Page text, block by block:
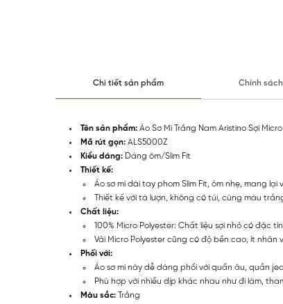
Chi tiết sản phẩm Chính
Tên sản phẩm: Áo Sơ Mi Trắng Nam Aristino Sợi
Mã rút gọn: ALS5000Z
Kiểu dáng: Dáng ôm/Slim Fit
Thiết kế:
Áo sơ mi dài tay phom Slim Fit, ôm nhẹ, mang lại
Thiết kế với tà lượn, không có túi, cùng màu
Chất liệu:
100% Micro Polyester: Chất liệu sợi nhỏ có đặc
Vải Micro Polyester cũng có độ bền cao, ít
Phối với:
Áo sơ mi này dễ dàng phối với quần âu, quần
Phù hợp với nhiều dịp khác nhau như đi làm,
Màu sắc: Trắng